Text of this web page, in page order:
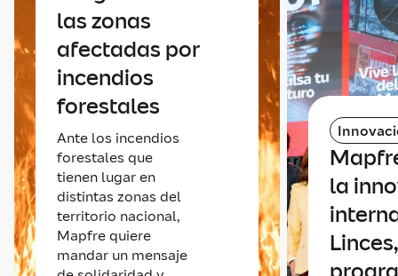
las zonas
afectadas por
incendios
forestales
Ante los incendios
forestales que
tienen lugar en
distintas zonas del
territorio nacional,
Mapfre quiere
mandar un mensaje
la